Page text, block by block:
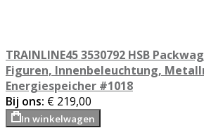
TRAINLINE45 3530792 HSB
Figuren, Innenbeleuchtung,
Energiespeicher #1018
Bij ons: € 219,00
In winkelwagen